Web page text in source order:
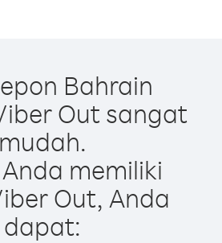
Bahrain
Out sangat
mudah.
memiliki
Out, Anda
dapat: